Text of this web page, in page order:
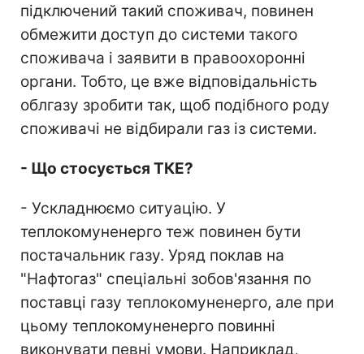
підключений такий споживач, повинен
обмежити доступ до системи такого
споживача і заявити в правоохоронні
органи. Тобто, це вже відповідальність
облгазу зробити так, щоб подібного роду
споживачі не відбирали газ із системи.
- Що стосується ТКЕ?
- Ускладнюємо ситуацію. У
теплокомуненерго теж повинен бути
постачальник газу. Уряд поклав на
"Нафтогаз" спеціальні зобов'язання по
поставці газу теплокомуненерго, але при
цьому теплокомуненерго повинні
виконувати певні умови. Наприклад,